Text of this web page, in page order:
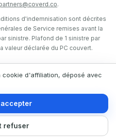
.
d'indemnisation sont décrites
de Service remises avant la
sinistre. Plafond de 1 sinistre par
valeur déclarée du PC couvert.
cookies
🧔‍♂️
d'affiliation, déposé avec
refuser